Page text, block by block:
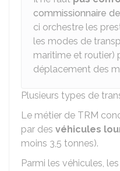
commissionnaire
ci orchestre les
les modes de
maritime et routier)
déplacement des
Plusieurs types de
Le métier de TRM
par des véhicules
moins 3,5 tonnes).
Parmi les véhicules, les